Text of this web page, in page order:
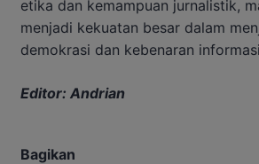
etika dan kemampuan jurnalistik,
menjadi kekuatan besar dalam
demokrasi dan kebenaran
Editor: Andrian
Bagikan